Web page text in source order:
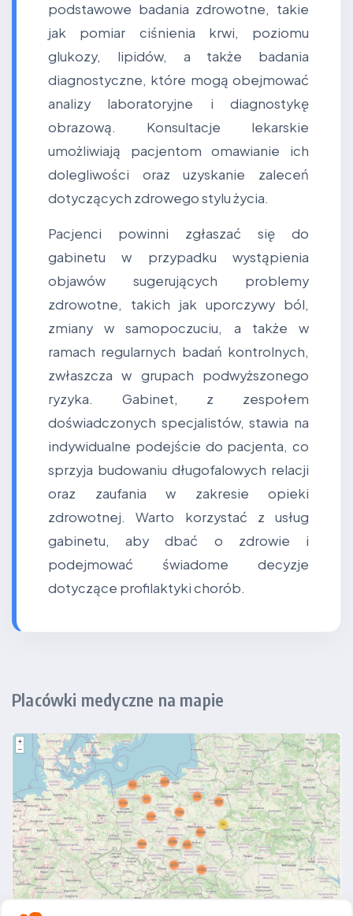
podstawowe badania zdrowotne, takie
jak pomiar ciśnienia krwi, poziomu
glukozy, lipidów, a także badania
diagnostyczne, które mogą obejmować
analizy laboratoryjne i diagnostykę
obrazową. Konsultacje lekarskie
umożliwiają pacjentom omawianie ich
dolegliwości oraz uzyskanie zaleceń
dotyczących zdrowego stylu życia.
Pacjenci powinni zgłaszać się do
gabinetu w przypadku wystąpienia
objawów sugerujących problemy
zdrowotne, takich jak uporczywy ból,
zmiany w samopoczuciu, a także w
ramach regularnych badań kontrolnych,
zwłaszcza w grupach podwyższonego
ryzyka. Gabinet, z zespołem
doświadczonych specjalistów, stawia na
indywidualne podejście do pacjenta, co
sprzyja budowaniu długofalowych relacji
oraz zaufania w zakresie opieki
zdrowotnej. Warto korzystać z usług
gabinetu, aby dbać o zdrowie i
podejmować świadome decyzje
dotyczące profilaktyki chorób.
Placówki medyczne na mapie